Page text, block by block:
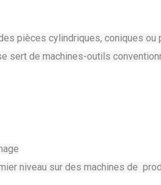
pièces cylindriques, coniques ou
sert de machines-outils
niveau sur des machines de